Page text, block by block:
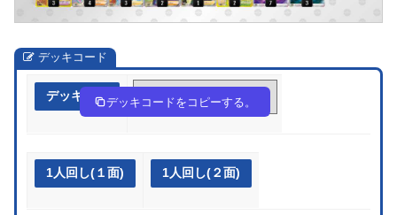
デッキコード
デッキ作成 XSSp3p-zppx5g-ppMpy2
デッキコードをコピーする。
1人回し(１面) 1人回し(２面)